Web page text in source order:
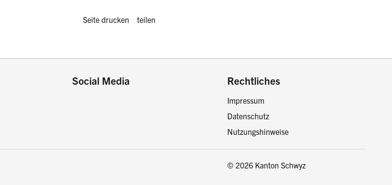
Diese Seite drucken oder teilen:
Seite drucken teilen
Social Media Rechtliches
Impressum
Datenschutz
Nutzungshinweise
© 2026 Kanton Schwyz